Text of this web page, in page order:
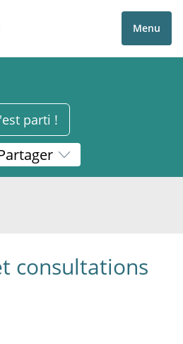
Menu
parti !
consultations